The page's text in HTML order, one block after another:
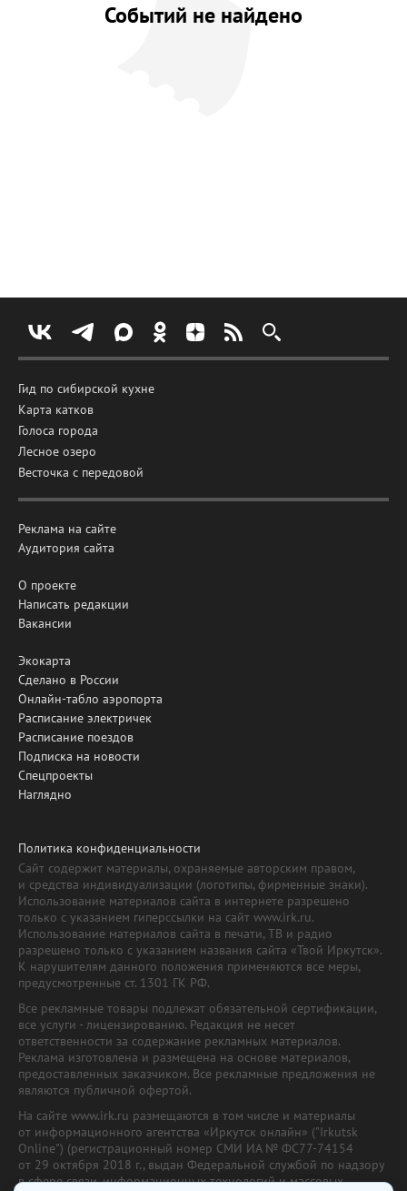
Событий не найдено
Гид по сибирской кухне
Карта катков
Голоса города
Лесное озеро
Весточка с передовой
Реклама на сайте
Аудитория сайта
О проекте
Написать редакции
Вакансии
Экокарта
Сделано в России
Онлайн-табло аэропорта
Расписание электричек
Расписание поездов
Подписка на новости
Спецпроекты
Наглядно
Политика конфиденциальности
Сайт содержит материалы, охраняемые авторским правом,
и средства индивидуализации (логотипы, фирменные знаки).
Использование материалов сайта в интернете разрешено
только с указанием гиперссылки на сайт www.irk.ru.
Использование материалов сайта в печати, ТВ и радио
разрешено только с указанием названия сайта «Твой Иркутск».
К нарушителям данного положения применяются все меры,
предусмотренные ст. 1301 ГК РФ.
Все рекламные товары подлежат обязательной сертификации,
все услуги - лицензированию. Редакция не несет
ответственности за содержание рекламных материалов.
Реклама изготовлена и размещена на основе материалов,
предоставленных заказчиком. Все рекламные предложения не
являются публичной офертой.
На сайте www.irk.ru размещаются в том числе и материалы
от информационного агентства «Иркутск онлайн» ("Irkutsk
Online") (регистрационный номер СМИ ИА № ФС77-74154
от 29 октября 2018 г., выдан Федеральной службой по надзору
в сфере связи, информационных технологий и массовых